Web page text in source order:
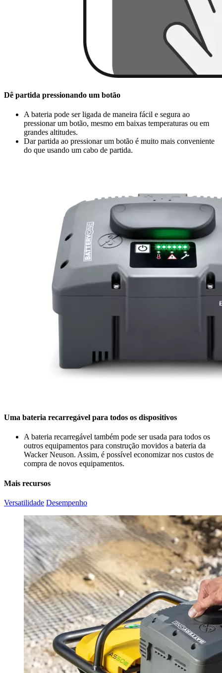
Dê partida pressionando um botão
A bateria pode ser ligada de maneira fácil e segura ao
pressionar um botão, mesmo em baixas temperaturas ou em
grandes altitudes.
Dar partida ao pressionar um botão é muito mais conveniente
do que usando um cabo de partida.
Uma bateria recarregável para todos os dispositivos
A bateria recarregável também pode ser usada para todos os
outros equipamentos para construção movidos a bateria da
Wacker Neuson. Assim, é possível economizar nos custos de
compra de novos equipamentos.
Mais recursos
Versatilidade Desempenho